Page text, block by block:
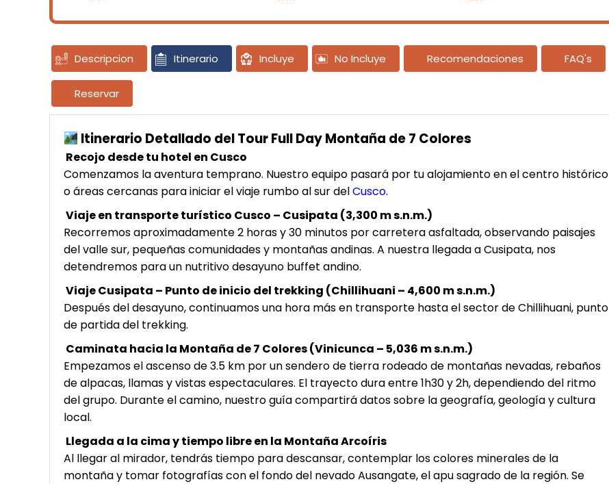
Descripcion Itinerario Incluye No Incluye Recomendaciones FAQ's
Reservar
Itinerario Detallado del Tour Full Day Montaña de 7 Colores
Recojo desde tu hotel en Cusco
Comenzamos la aventura temprano. Nuestro equipo pasará por tu alojamiento en el centro histórico
o áreas cercanas para iniciar el viaje rumbo al sur delCusco.
Viaje en transporte turístico Cusco – Cusipata (3,300 m s.n.m.)
Recorremos aproximadamente 2 horas y 30 minutos por carretera asfaltada, observando paisajes
del valle sur, pequeñas comunidades y montañas andinas. A nuestra llegada a Cusipata, nos
detendremos para un nutritivo desayuno buffet andino.
Viaje Cusipata – Punto de inicio del trekking (Chillihuani – 4,600 m s.n.m.)
Después del desayuno, continuamos una hora más en transporte hasta el sector de Chillihuani, punto
de partida del trekking.
Caminata hacia la Montaña de 7 Colores (Vinicunca – 5,036 m s.n.m.)
Empezamos el ascenso de 3.5 km por un sendero de tierra rodeado de montañas nevadas, rebaños
de alpacas, llamas y vistas espectaculares. El trayecto dura entre 1h30 y 2h, dependiendo del ritmo
del grupo. Durante el camino, nuestro guía compartirá datos sobre la geografía, geología y cultura
local.
Llegada a la cima y tiempo libre en la Montaña Arcoíris
Al llegar al mirador, tendrás tiempo para descansar, contemplar los colores minerales de la
montaña y tomar fotografías con el fondo del nevado Ausangate, el apu sagrado de la región. Se